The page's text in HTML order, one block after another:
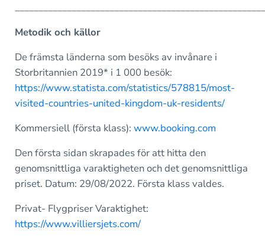
Metodik och källor
De främsta länderna som besöks av invånare i
Storbritannien 2019* i 1 000 besök:
https://www.statista.com/statistics/578815/most-
visited-countries-united-kingdom-uk-residents/
Kommersiell (första klass): www.booking.com
Den första sidan skrapades för att hitta den
genomsnittliga varaktigheten och det genomsnittliga
priset. Datum: 29/08/2022. Första klass valdes.
Privat- Flygpriser Varaktighet:
https://www.villiersjets.com/